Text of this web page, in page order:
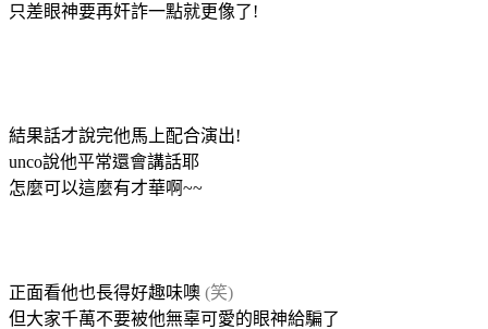
只差眼神要再奸詐一點就更像了!
結果話才說完他馬上配合演出!
unco說他平常還會講話耶
怎麼可以這麼有才華啊~~
正面看他也長得好趣味噢 (笑)
但大家千萬不要被他無辜可愛的眼神給騙了